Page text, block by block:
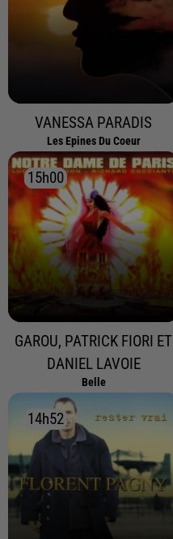
VANESSA PARADIS
Les Epines Du Coeur
15h00
15h00
GAROU, PATRICK FIORI ET
DANIEL LAVOIE
Belle
14h52
14h52